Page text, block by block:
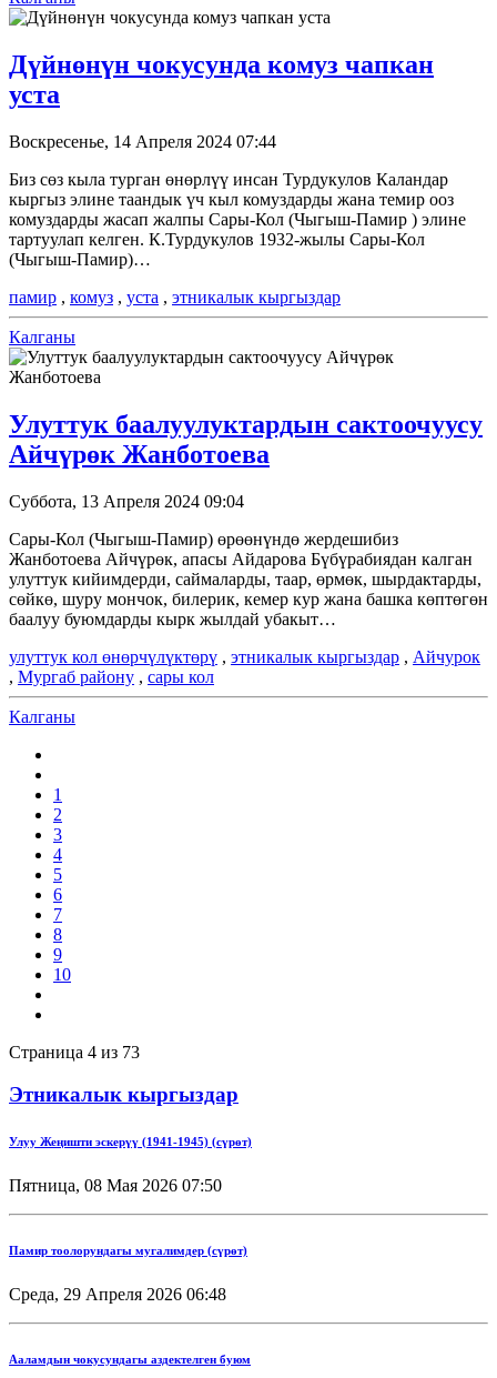
Дүйнөнүн чокусунда комуз чапкан
уста
Воскресенье, 14 Апреля 2024 07:44
Биз сөз кыла турган өнөрлүү инсан Турдукулов Каландар
кыргыз элине таандык үч кыл комуздарды жана темир ооз
комуздарды жасап жалпы Сары-Кол (Чыгыш-Памир ) элине
тартуулап келген. К.Турдукулов 1932-жылы Сары-Кол
(Чыгыш-Памир)…
памир , комуз , уста , этникалык кыргыздар
Калганы
Улуттук баалуулуктардын сактоочуусу
Айчүрөк Жанботоева
Суббота, 13 Апреля 2024 09:04
Сары-Кол (Чыгыш-Памир) өрөөнүндө жердешибиз
Жанботоева Айчүрөк, апасы Айдарова Бүбүрабиядан калган
улуттук кийимдерди, саймаларды, таар, өрмөк, шырдактарды,
сөйкө, шуру мончок, билерик, кемер кур жана башка көптөгөн
баалуу буюмдарды кырк жылдай убакыт…
улуттук кол өнөрчүлүктөрү , этникалык кыргыздар , Айчурок
, Мургаб району , сары кол
Калганы
1
2
3
4
5
6
7
8
9
10
Страница 4 из 73
Этникалык кыргыздар
Улуу Жеңишти эскерүү (1941-1945) (сүрөт)
Пятница, 08 Мая 2026 07:50
Памир тоолорундагы мугалимдер (сүрөт)
Среда, 29 Апреля 2026 06:48
Ааламдын чокусундагы аздектелген буюм